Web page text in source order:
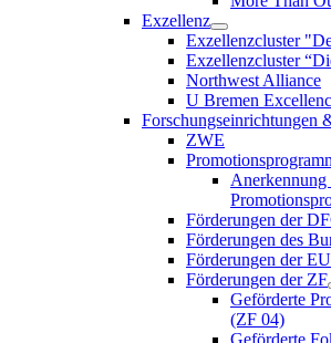
Exzellenz
Exzellenzcluster
Exzellenzcluster
Northwest Alliance
U Bremen
Forschungseinrichtungen
ZWE
Anerkennung
Förderungen der
Förderungen des
Förderungen der EU
Förderungen der ZF
Geförderte
(ZF 04)
Geförderte